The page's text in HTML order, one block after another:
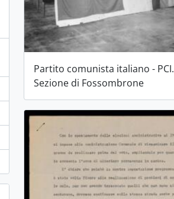
Partito comunista italiano - PCI.
Sezione di Fossombrone